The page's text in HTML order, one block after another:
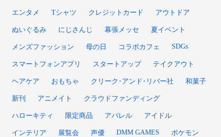
エンタメ Tシャツ クレジットカード アウトドア
ぬいぐるみ にじさんじ 幕張メッセ 夏イベント
メンズファッション 母の日 コラボカフェ SDGs
スマートフォンアプリ スタートアップ テイクアウト
ヘアケア おもちゃ クリーク･アンド･リバー社 和菓子
新刊 アニメイト クラウドファンディング
ハローキティ 限定商品 アパレル アイドル
インテリア 展覧会 声優 DMM GAMES ポケモン